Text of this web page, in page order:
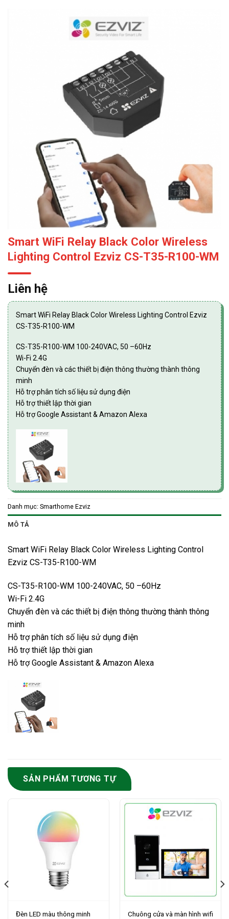
Smart WiFi Relay Black Color Wireless
Lighting Control Ezviz CS-T35-R100-WM
Liên hệ
Smart WiFi Relay Black Color Wireless Lighting Control Ezviz
CS-T35-R100-WM
CS-T35-R100-WM 100-240VAC, 50 –60Hz
Wi-Fi 2.4G
Chuyển đèn và các thiết bị điện thông thường thành thông
minh
Hỗ trợ phân tích số liệu sử dụng điện
Hỗ trợ thiết lập thời gian
Hỗ trợ Google Assistant & Amazon Alexa
Danh mục: Smarthome Ezviz
MÔ TẢ
Smart WiFi Relay Black Color Wireless Lighting Control
Ezviz CS-T35-R100-WM
CS-T35-R100-WM 100-240VAC, 50 –60Hz
Wi-Fi 2.4G
Chuyển đèn và các thiết bị điện thông thường thành thông
minh
Hỗ trợ phân tích số liệu sử dụng điện
Hỗ trợ thiết lập thời gian
Hỗ trợ Google Assistant & Amazon Alexa
SẢN PHẨM TƯƠNG TỰ
Đèn LED màu thông minh
Chuông cửa và màn hình wifi